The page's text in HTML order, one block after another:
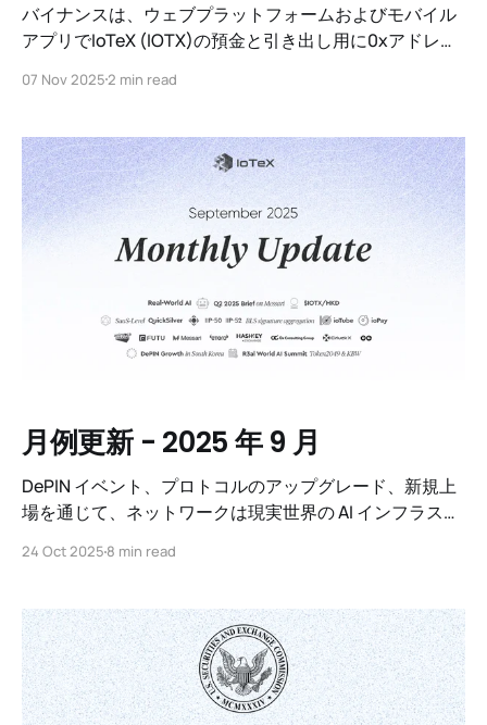
バイナンスは、ウェブプラットフォームおよびモバイル
アプリでIoTeX (IOTX)の預金と引き出し用に0xアドレス
07 Nov 20252 min read
月例更新 - 2025 年 9 月
DePIN イベント、プロトコルのアップグレード、新規上
場を通じて、ネットワークは現実世界の AI インフラスト
に拡大し、待望の製品をいくつかリリースしました。
24 Oct 2025 8 min read